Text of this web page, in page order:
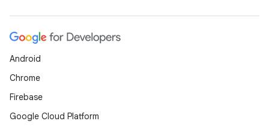
Android
Chrome
Firebase
Google Cloud Platform